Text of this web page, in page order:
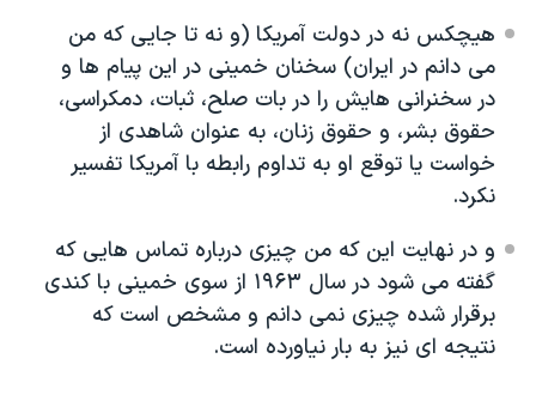
هیچکس نه در دولت آمریکا (و نه تا جایی که من
می دانم در ایران) سخنان خمینی در این پیام ها و
در سخنرانی هایش را در بات صلح، ثبات، دمکراسی،
حقوق بشر، و حقوق زنان، به عنوان شاهدی از
خواست یا توقع او به تداوم رابطه با آمریکا تفسیر
نکرد.
و در نهایت این که من چیزی درباره تماس هایی که
گفته می شود در سال ۱۹۶۳ از سوی خمینی با کندی
برقرار شده چیزی نمی دانم و مشخص است که
نتیجه ای نیز به بار نیاورده است.